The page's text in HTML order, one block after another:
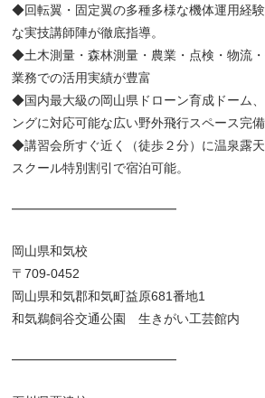
◆回転翼・固定翼の多種多様な機体運用経
な実技講師陣が徹底指導。
◆土木測量・森林測量・農業・点検・物流
業務での活用実績が豊富
◆国内最大級の岡山県ドローン育成ドーム
ングに対応可能な広い野外飛行スペース完備
◆講習会所すぐ近く（徒歩２分）に温泉露天
スクール特別割引で宿泊可能。
━━━━━━━━━━━━━
岡山県和気校
〒709-0452
岡山県和気郡和気町益原681番地1
和気鵜飼谷交通公園 生きがい工芸館内
━━━━━━━━━━━━━